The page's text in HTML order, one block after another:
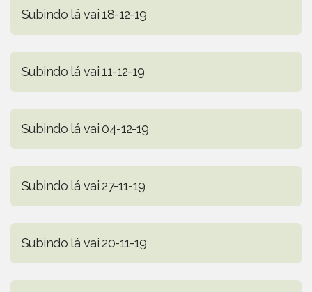
Subindo lá vai 18-12-19
Subindo lá vai 11-12-19
Subindo lá vai 04-12-19
Subindo lá vai 27-11-19
Subindo lá vai 20-11-19